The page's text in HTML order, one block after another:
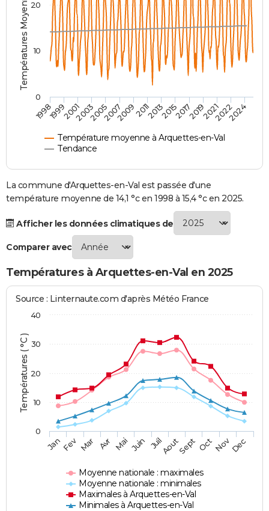
Destinations
City break
Voyage nature
Voyage de noces
Forum
Climat
PHOTO
GUIDES D'ACHAT
BONS PLANS
CARTE DE VOEUX
Carte de Noël
Carte Bonne année
Carte Saint-Valentin
Carte Pâques
Carte d'anniversaire
DICTIONNAIRE
PROGRAMME TV
S'inscrire
Se connecter
Lycées
Collèges
Primaires
Universités
Entreprises
Service militaire
Avis de recherche
AVIS DE DÉCÈS
Températures Moyennes ( °C )
Température moyenne à Arquettes-en-Val
Tendance
199819992001200320052007200920112013201520172019202120222024
0
10
20
La commune d'Arquettes-en-Val est passée d'une
température moyenne de 14,1 °c en 1998 à 15,4 °c en 2025.
Afficher les données climatiques de
Comparer avec
Températures à Arquettes-en-Val en 2025
Températures ( °C )
Source : Linternaute.com d'après Météo France
Moyenne nationale : maximales
Moyenne nationale : minimales
Maximales à Arquettes-en-Val
Minimales à Arquettes-en-Val
JanFev Mar Avr Mai Juin JuilAoutSept OctNovDec
0
10
20
30
40